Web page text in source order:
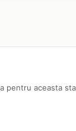
pentru aceasta